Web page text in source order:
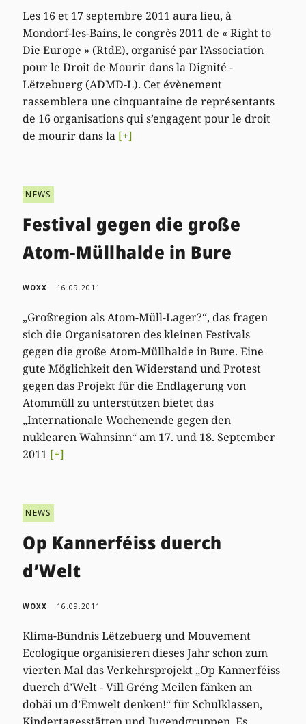
Les 16 et 17 septembre 2011 aura lieu, à
Mondorf-les-Bains, le congrès 2011 de « Right to
Die Europe » (RtdE), organisé par l’Association
pour le Droit de Mourir dans la Dignité -
Lëtzebuerg (ADMD-L). Cet évènement
rassemblera une cinquantaine de représentants
de 16 organisations qui s’engagent pour le droit
de mourir dans la [+]
NEWS
Festival gegen die große
Atom-Müllhalde in Bure
WOXX 16.09.2011
„Großregion als Atom-Müll-Lager?“, das fragen
sich die Organisatoren des kleinen Festivals
gegen die große Atom-Müllhalde in Bure. Eine
gute Möglichkeit den Widerstand und Protest
gegen das Projekt für die Endlagerung von
Atommüll zu unterstützen bietet das
„Internationale Wochenende gegen den
nuklearen Wahnsinn“ am 17. und 18. September
2011 [+]
NEWS
Op Kannerféiss duerch
d’Welt
WOXX 16.09.2011
Klima-Bündnis Lëtzebuerg und Mouvement
Ecologique organisieren dieses Jahr schon zum
vierten Mal das Verkehrsprojekt „Op Kannerféiss
duerch d’Welt - Vill Gréng Meilen fänken an
dobäi un d’Ëmwelt denken!“ für Schulklassen,